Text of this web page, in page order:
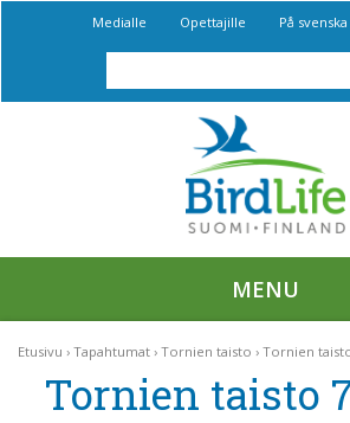
Medialle Opettajille På svenska
MENU
Etusivu Tapahtumat Tornien taisto Tornien
Tornien taisto